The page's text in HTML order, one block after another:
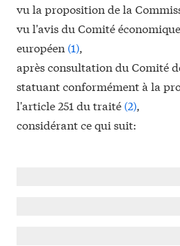
vu la proposition de la
vu l'avis du Comité
européen (1),
après consultation du Comité
statuant conformément à la
l'article 251 du traité (2),
considérant ce qui suit: